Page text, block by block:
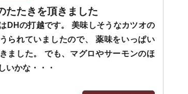
たたきを頂きました
DHの打越です。 美味しそうなカツオの
られていましたので、 薬味をいっぱい
ました。 でも、マグロやサーモンのほ
いかな・・・